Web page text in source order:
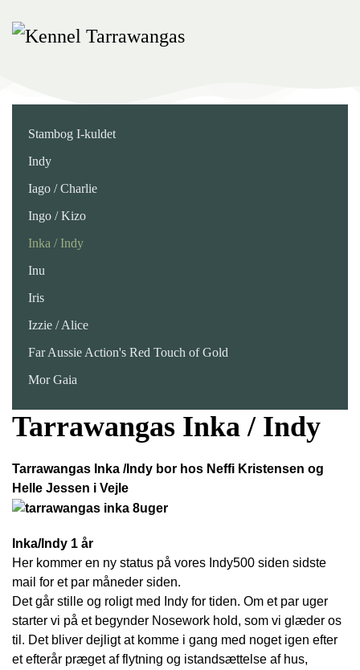
Skip
content
Stambog I-kuldet
Indy
Iago / Charlie
Ingo / Kizo
Inka / Indy
Inu
Iris
Izzie / Alice
Far Aussie Action's Red Touch of Gold
Mor Gaia
Tarrawangas Inka / Indy
Tarrawangas Inka /Indy bor hos Neffi Kristensen og
Helle Jessen i Vejle
Inka/Indy 1 år
Her kommer en ny status på vores Indy500 siden sidste
mail for et par måneder siden.
Det går stille og roligt med Indy for tiden. Om et par uger
starter vi på et begynder Nosework hold, som vi glæder os
til. Det bliver dejligt at komme i gang med noget igen efter
et efterår præget af flytning og istandsættelse af hus,